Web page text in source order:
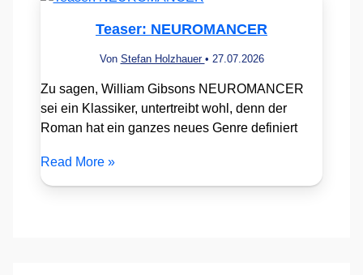
Teaser: NEUROMANCER
Von Stefan Holzhauer • 27.07.2026
Zu sagen, William Gibsons NEUROMANCER
sei ein Klassiker, untertreibt wohl, denn der
Roman hat ein ganzes neues Genre definiert
Read More »